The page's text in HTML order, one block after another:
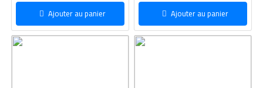
Ajouter au panier Ajouter au panier